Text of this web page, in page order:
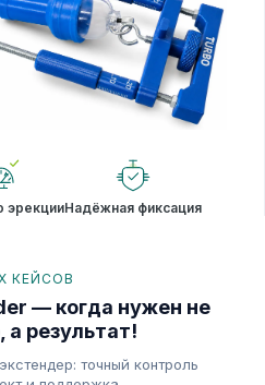
эрекцииНадёжная фиксация
КЕЙСОВ
— когда нужен не
а результат!
точный контроль